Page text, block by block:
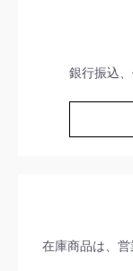
銀行振込
在庫商品は、